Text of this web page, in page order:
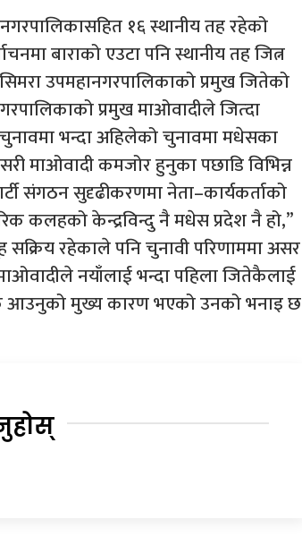
१६ स्थानीय तह रहेको
बाराको एउटा पनि स्थानीय तह जित्न
उपमहानगरपालिकाको प्रमुख जितेको
प्रमुख माओवादीले जित्दा
भन्दा अहिलेको चुनावमा मधेसका
माओवादी कमजोर हुनुका पछाडि विभिन्न
संगठन सुदृढीकरणमा नेता–कार्यकर्ताको
कलहको केन्द्रविन्दु नै मधेस प्रदेश नै हो,”
सक्रिय रहेकाले पनि चुनावी परिणाममा असर
नयाँलाई भन्दा पहिला जितेकैलाई
आउनुको मुख्य कारण भएको उनको भनाइ छ